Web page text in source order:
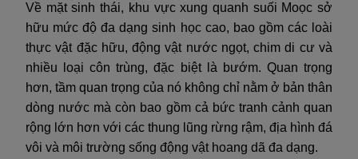
Về mặt sinh thái, khu vực xung quanh suối Moọc sở
hữu mức độ đa dạng sinh học cao, bao gồm các loài
thực vật đặc hữu, động vật nước ngọt, chim di cư và
nhiều loại côn trùng, đặc biệt là bướm. Quan trọng
hơn, tầm quan trọng của nó không chỉ nằm ở bản thân
dòng nước mà còn bao gồm cả bức tranh cảnh quan
rộng lớn hơn với các thung lũng rừng rậm, địa hình đá
vôi và môi trường sống động vật hoang dã đa dạng.